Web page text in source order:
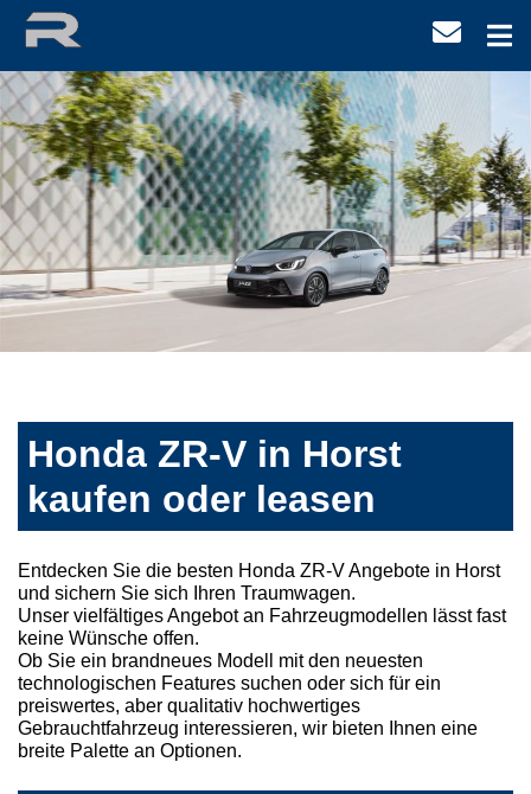
Honda ZR-V in Horst
kaufen oder leasen
Entdecken Sie die besten Honda ZR-V Angebote in Horst
und sichern Sie sich Ihren Traumwagen.
Unser vielfältiges Angebot an Fahrzeugmodellen lässt fast
keine Wünsche offen.
Ob Sie ein brandneues Modell mit den neuesten
technologischen Features suchen oder sich für ein
preiswertes, aber qualitativ hochwertiges
Gebrauchtfahrzeug interessieren, wir bieten Ihnen eine
breite Palette an Optionen.